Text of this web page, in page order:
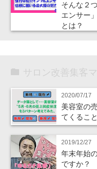
そんな２
エンサー
とは？
サロン改善集客
2020/07/17
美容室の
てくること
2019/12/27
年末年始
ですか？